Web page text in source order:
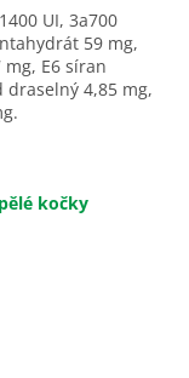
UI, 3a700
59 mg,
E6 síran
4,85 mg,
kočky